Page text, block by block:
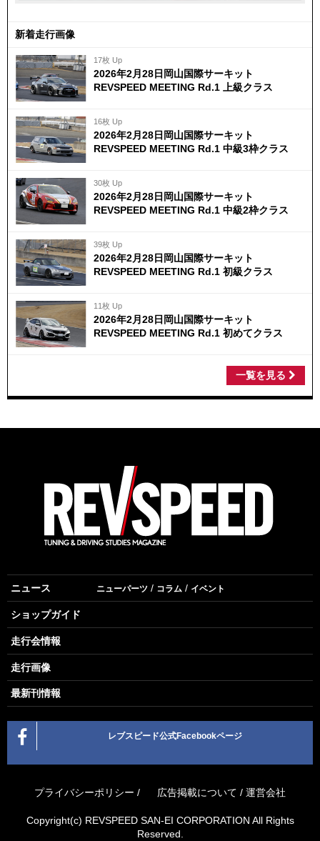
新着走行画像
17枚 Up
2026年2月28日岡山国際サーキット
REVSPEED MEETING Rd.1 上級クラス
16枚 Up
2026年2月28日岡山国際サーキット
REVSPEED MEETING Rd.1 中級3枠クラス
30枚 Up
2026年2月28日岡山国際サーキット
REVSPEED MEETING Rd.1 中級2枠クラス
39枚 Up
2026年2月28日岡山国際サーキット
REVSPEED MEETING Rd.1 初級クラス
11枚 Up
2026年2月28日岡山国際サーキット
REVSPEED MEETING Rd.1 初めてクラス
一覧を見る
ニュース ニューパーツ コラム イベント
ショップガイド
走行会情報
走行画像
最新刊情報
レブスピード公式Facebookページ
プライバシーポリシー / 広告掲載について / 運営会社
Copyright(c) REVSPEED SAN-EI CORPORATION All Rights
Reserved.